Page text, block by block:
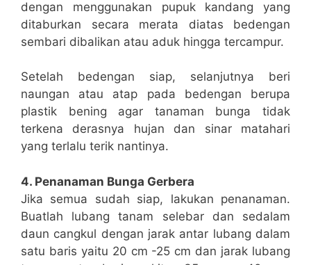
dengan menggunakan pupuk kandang yang
ditaburkan secara merata diatas bedengan
sembari dibalikan atau aduk hingga tercampur.
Setelah bedengan siap, selanjutnya beri
naungan atau atap pada bedengan berupa
plastik bening agar tanaman bunga tidak
terkena derasnya hujan dan sinar matahari
yang terlalu terik nantinya.
4. Penanaman Bunga Gerbera
Jika semua sudah siap, lakukan penanaman.
Buatlah lubang tanam selebar dan sedalam
daun cangkul dengan jarak antar lubang dalam
satu baris yaitu 20 cm -25 cm dan jarak lubang